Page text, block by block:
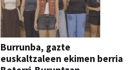
Burrunba, gazte
euskaltzaleen ekimen berria